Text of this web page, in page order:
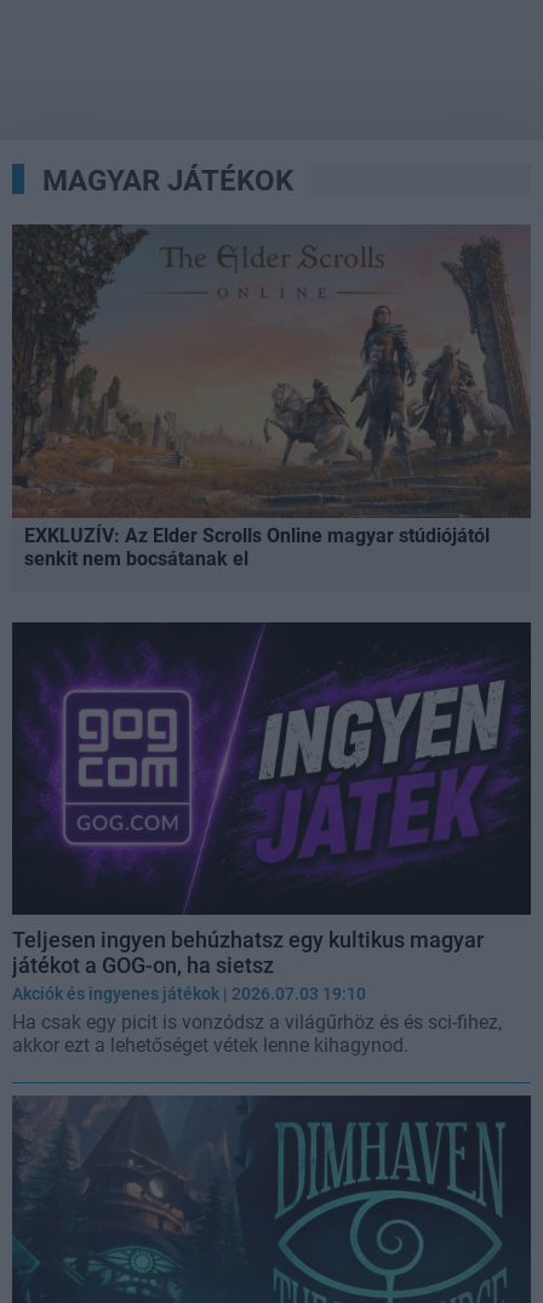
MAGYAR JÁTÉKOK
EXKLUZÍV: Az Elder Scrolls Online magyar stúdiójától
senkit nem bocsátanak el
Teljesen ingyen behúzhatsz egy kultikus magyar
játékot a GOG-on, ha sietsz
Akciók és ingyenes játékok | 2026.07.03 19:10
Ha csak egy picit is vonzódsz a világűrhöz és és sci-fihez,
akkor ezt a lehetőséget vétek lenne kihagynod.